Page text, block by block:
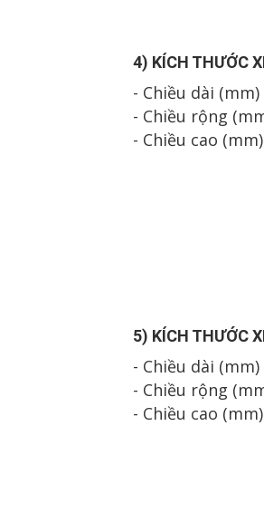
4) KÍCH THƯỚC
- Chiều dài (mm)
- Chiều rộng
- Chiều cao
5) KÍCH THƯỚC
- Chiều dài (mm)
- Chiều rộng
- Chiều cao